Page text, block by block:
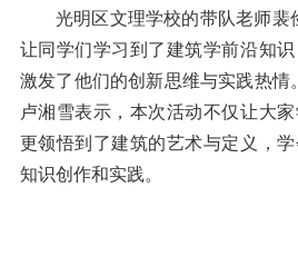
光明区文理学校的带队老师裴
让同学们学习到了建筑学前沿知
激发了他们的创新思维与实践热情
卢湘雪表示，本次活动不仅让大
更领悟到了建筑的艺术与定义，
知识创作和实践。